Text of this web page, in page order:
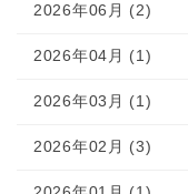
2026年06月 (2)
2026年04月 (1)
2026年03月 (1)
2026年02月 (3)